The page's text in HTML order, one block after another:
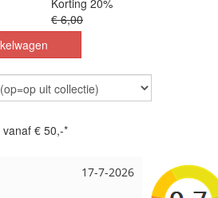
€ 6,00
vanaf € 50,-*
17-7-2026 Loes uit